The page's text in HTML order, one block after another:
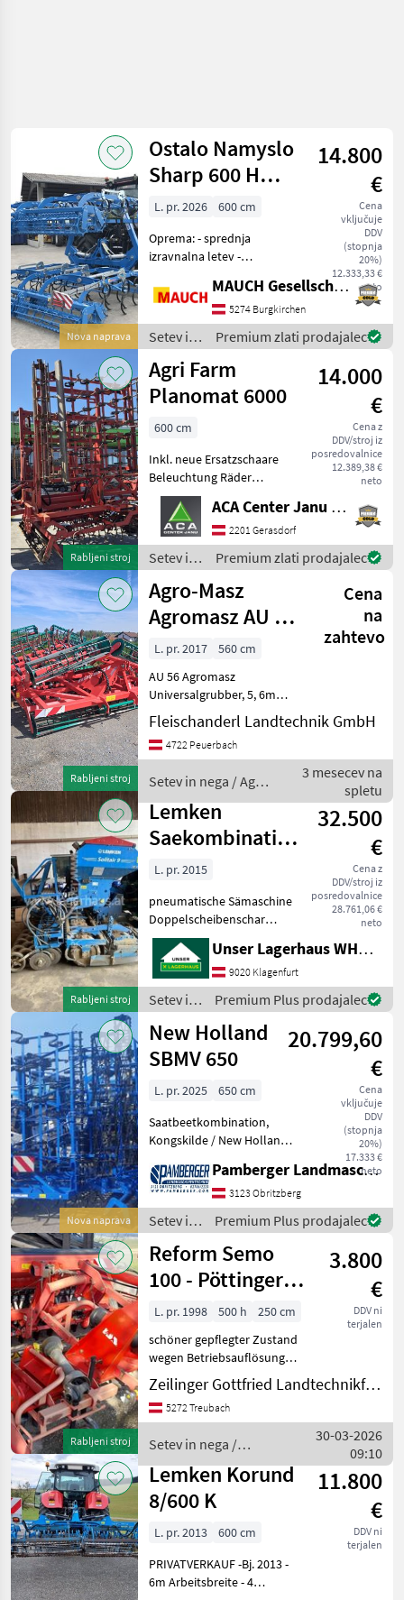
Nova naprava
Ostalo Namyslo
Sharp 600 H
Profi Line
14.800
€
Cena
vključuje
DDV
(stopnja
20%)
12.333,33 €
neto
L. pr. 2026
600 cm
Oprema: - sprednja
izravnalna letev -
oblikovanje 280 mm + 320
mm - neodvisno
izravnavanje posameznih
sekcij - mehanska
nastavitev delovne globin
MAUCH Gesellschaft m.b.H. & Co.KG
5274 Burgkirchen
Setev in
nega /
Sonstige
Premium zlati prodajalec
Rabljeni stroj
Agri Farm
Planomat 6000
14.000
€
Cena z
DDV/stroj iz
posredovalnice
12.389,38 €
neto
600 cm
Inkl. neue Ersatzschaare
Beleuchtung Räder
Neuwertig Aufnahme über
Unterlenker Setev in nega
Setvena kombinacija
ACA Center Janu GmbH
2201 Gerasdorf
Setev in
nega /
Agri
Farm
Premium zlati prodajalec
Rabljeni stroj
Agro-Masz
Agromasz AU 56,
Universalgrubber,
hydr. Klappbar
Cena
na
zahtevo
L. pr. 2017
560 cm
AU 56 Agromasz
Universalgrubber, 5, 6m
Arbeitsbreite, Verstärkte
Zinken 45/10, hydraulisch
dw Klappbar, 2
Flachstabwalze vorne, 4
Spurlockere
Fleischanderl Landtechnik GmbH
4722 Peuerbach
Setev in nega / Agro
Masz
3 mesecev na
spletu
Rabljeni stroj
Lemken
Saekombination
Solitair 9 /
Zirkon 8
32.500
€
Cena z
DDV/stroj iz
posredovalnice
28.761,06 €
neto
L. pr. 2015
pneumatische Sämaschine
Doppelscheibenschar
Andruckrollen Spurlockerer
Computer LVT 50
Zinkenschnellwechsel bei
Kreiselegge Prismenwalze
Informieren Siesich bitte
Unser Lagerhaus WHG, Kärnten, Klagenfurt
9020 Klagenfurt
Setev in
nega /
Lemken
Premium Plus prodajalec
Nova naprava
New Holland
SBMV 650
20.799,60
€
Cena
vključuje
DDV
(stopnja
20%)
17.333 €
neto
L. pr. 2025
650 cm
Saatbeetkombination,
Kongskilde / New Holland
Zinken sind änderbar,
Planierschiene hydraulisch
möglich, Doppelkrümmer
Rotacrat CD (2x Krümelwalz
Pamberger Landmaschinentechnik GmbH
3123 Obritzberg
Setev in
nega /
New
Holland
Premium Plus prodajalec
Rabljeni stroj
Reform Semo
100 - Pöttinger
Kreiselegge
3.800
€
DDV ni
terjalen
L. pr. 1998 500 h
250 cm
schöner gepflegter Zustand
wegen Betriebsauflösung
abzugeben, voll
funktionsfähig Setev in
nega Setvena kombinacija
Zeilinger Gottfried Landtechnikfachbetrieb
5272 Treubach
Setev in nega /
Reform
30-03-2026
09:10
Lemken Korund
8/600 K
11.800
€
DDV ni
terjalen
L. pr. 2013
600 cm
PRIVATVERKAUF -Bj. 2013 -
6m Arbeitsbreite - 4